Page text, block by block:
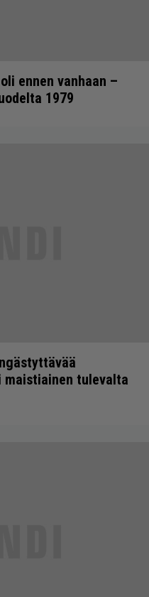
ennen vanhaan –
1979
tulevalta